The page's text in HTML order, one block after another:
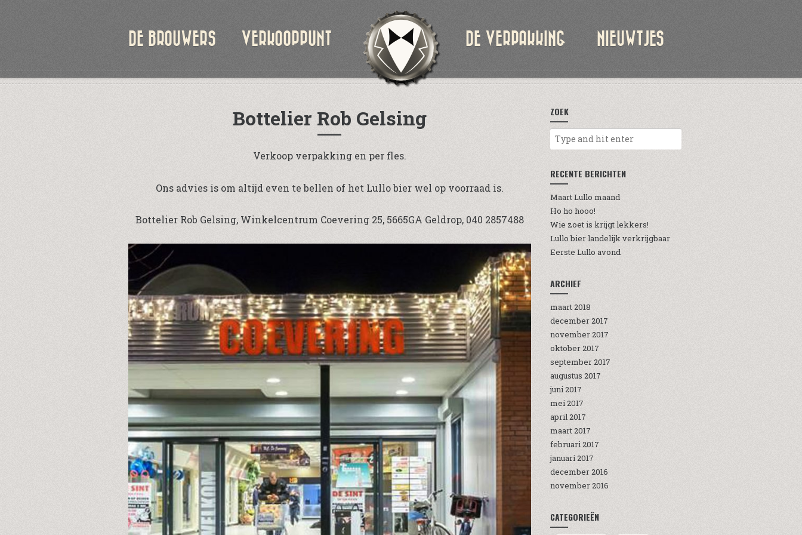
DE BROUWERS VERKOOPPUNT DE VERPAKKING NIEUWTJES
Bottelier Rob Gelsing
Verkoop verpakking en per fles.
Ons advies is om altijd even te bellen of het Lullo bier wel op voorraad is.
Bottelier Rob Gelsing, Winkelcentrum Coevering 25, 5665GA Geldrop, 040 2857488
ZOEK
RECENTE BERICHTEN
Maart Lullo maand
Ho ho hooo!
Wie zoet is krijgt lekkers!
Lullo bier landelijk verkrijgbaar
Eerste Lullo avond
ARCHIEF
maart 2018
december 2017
november 2017
oktober 2017
september 2017
augustus 2017
juni 2017
mei 2017
april 2017
maart 2017
februari 2017
januari 2017
december 2016
november 2016
CATEGORIEËN